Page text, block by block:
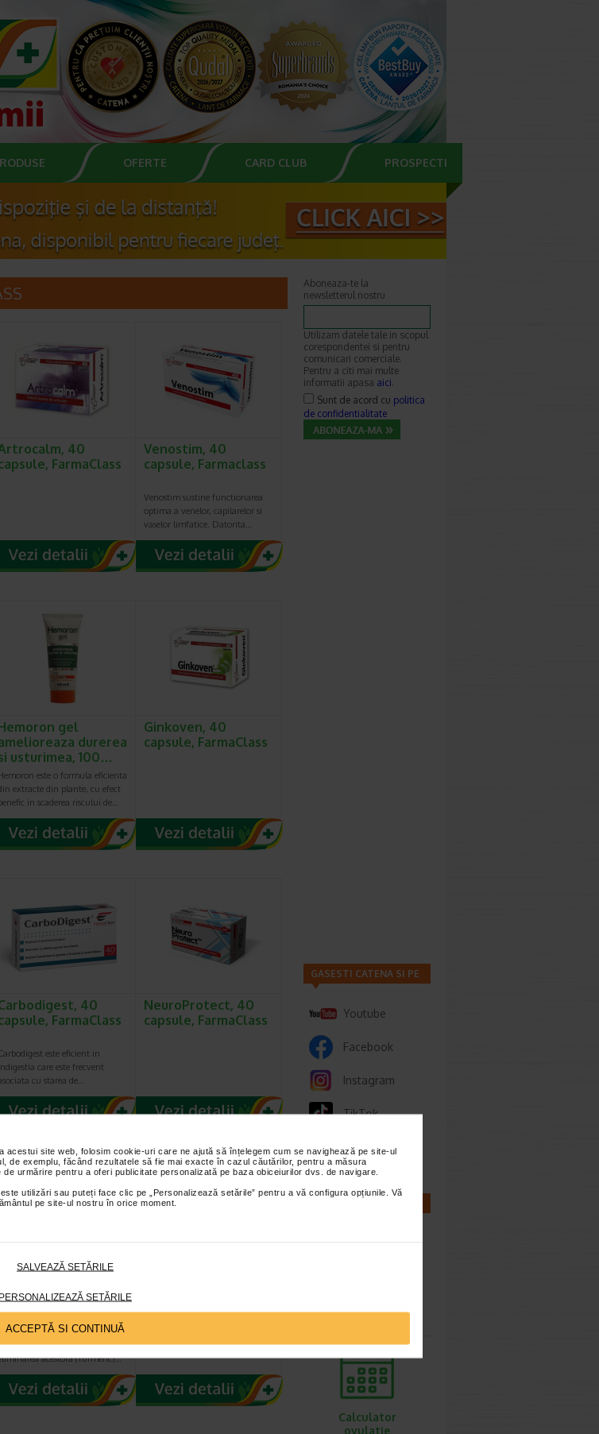
site web, folosim cookie-uri care ne ajută să înțelegem cum se navighează pe site-ul
de exemplu, făcând rezultatele să fie mai exacte în cazul căutărilor, pentru a măsura
urmărire pentru a oferi publicitate personalizată pe baza obiceiurilor dvs. de navigare.
utilizări sau puteți face clic pe „Personalizează setările” pentru a vă configura opțiunile. Vă
pe site-ul nostru în orice moment.
SALVEAZĂ SETĂRILE
PERSONALIZEAZĂ SETĂRILE
ACCEPTĂ SI CONTINUĂ
OFERTE CARD CLUB PROSPECTE
40
FarmaClass
Venostim, 40
capsule, Farmaclass
Venostim sustine functionarea
optima a venelor, capilarelor si
vaselor limfatice. Datorita…
gel
durerea
usturimea, 100…
este o formula eficienta
extracte din plante, cu efect
in scaderea riscului de…
Ginkoven, 40
capsule, FarmaClass
40
FarmaClass
este eficient in
care este frecvent
cu starea de…
NeuroProtect, 40
capsule, FarmaClass
FARMA
Previne acumularea de grasimi la
ficatului si faciliteaza
acestora (Turmeric)…
Aboneaza-te la
newsletterul nostru
Utilizam datele tale in scopul
corespondentei si pentru
comunicari comerciale.
Pentru a citi mai multe
informatii apasa aici.
Sunt de acord cu politica
de confidentialitate
GASESTI CATENA SI PE
Youtube
Facebook
Instagram
TikTok
Whatsapp
sarcina
Calculator
ovulatie